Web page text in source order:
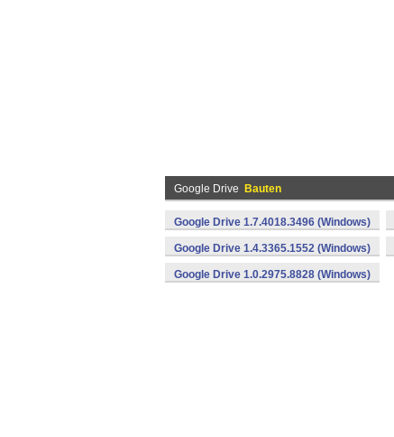
Google Drive Bauten
Google Drive 1.7.4018.3496 (Windows)
Google Drive 1.4.3365.1552 (Windows)
Google Drive 1.0.2975.8828 (Windows)